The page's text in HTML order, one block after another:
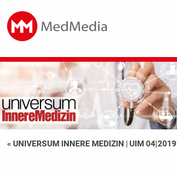
« UNIVERSUM INNERE MEDIZIN |UIM 04|2019